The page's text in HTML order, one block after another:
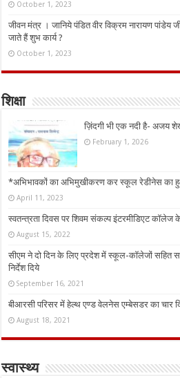
October 1, 2023
जीवन मंत्र । जानिये पंडित वीर विक्रम नारायण पांडेय
जाते हैं शुभ कार्य ?
October 1, 2023
शिक्षा
ज़िंदगी भी एक नदी है- अजय
February 1, 2026
*अभिभावकों का अभिमुखीकरण कर स्कूल रेडीनेस का
April 11, 2023
स्वतन्त्रता दिवस पर शिवम संकल्प इंटरमीडिएट कॉलेज
August 15, 2022
सीएम ने दो दिन के लिए प्रदेश में स्कूल-कॉलेजों सहित
निर्देश दिये
September 16, 2021
बीआरसी परिसर में हेल्थ एण्ड वेलनेस एम्बेसडर का चार
August 18, 2021
स्वास्थ्य